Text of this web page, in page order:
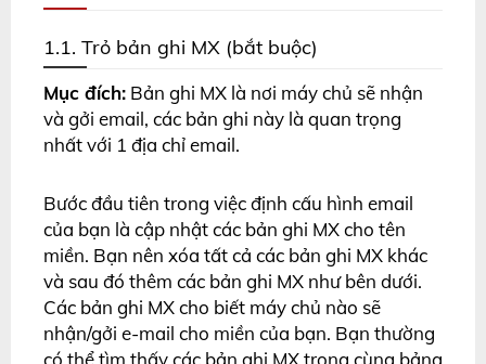
1.1. Trỏ bản ghi MX (bắt buộc)
Mục đích: Bản ghi MX là nơi máy chủ sẽ nhận
và gởi email, các bản ghi này là quan trọng
nhất với 1 địa chỉ email.
Bước đầu tiên trong việc định cấu hình email
của bạn là cập nhật các bản ghi MX cho tên
miền. Bạn nên xóa tất cả các bản ghi MX khác
và sau đó thêm các bản ghi MX như bên dưới.
Các bản ghi MX cho biết máy chủ nào sẽ
nhận/gởi e-mail cho miền của bạn. Bạn thường
có thể tìm thấy các bản ghi MX trong cùng bảng